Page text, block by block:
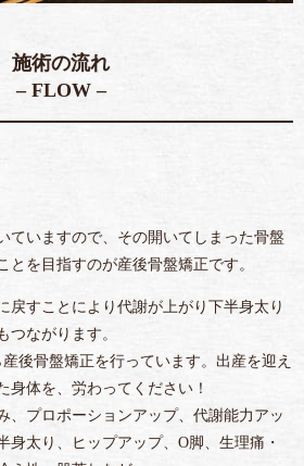
施術の流れ
– FLOW –
ていますので、その開いてしまった骨盤
とを目指すのが産後骨盤矯正です。
戻すことにより代謝が上がり下半身太り
つながります。
後骨盤矯正を行っています。出産を迎え
身体を、労わってください！
、プロポーションアップ、代謝能力アッ
身太り、ヒップアップ、O脚、生理痛・